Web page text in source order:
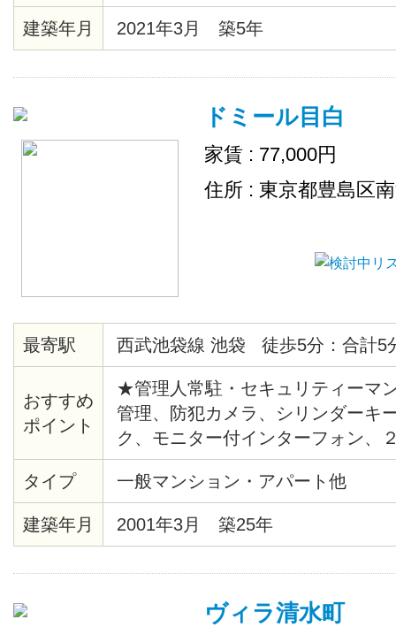
建築年月
2021年3月 築5年
ドミール目白
家賃 : 77,000円
住所 : 東京都豊島区
最寄駅 西武池袋線 池袋 徒歩5分：合計5
おすすめ
ポイント
★管理人常駐・セキュリティー
管理、防犯カメラ、シリンダーキ
ク、モニター付インターフォン、
システム給湯、バストイレ別、洗
ー、クッションフロア、各居室照
ト、シューズボックス、エレベー
ー、ゴミ置場、駐輪場、地上デジ
タイプ 一般マンション・アパート他
建築年月 2001年3月 築25年
ヴィラ清水町